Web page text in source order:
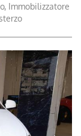
Immobilizzatore